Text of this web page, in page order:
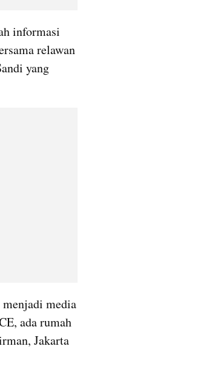
informasi
relawan
menjadi media
ada rumah
Jakarta